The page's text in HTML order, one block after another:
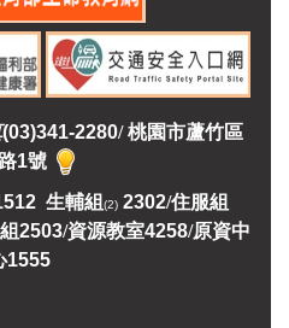
(03)341-2280/ 桃園市蘆竹區
1號
生輔組 (2) 2302/住服組
2503/資源教室4258/原資中
1555